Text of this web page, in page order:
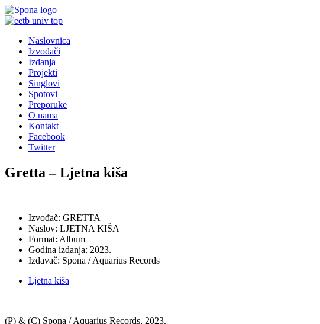
Naslovnica
Izvođači
Izdanja
Projekti
Singlovi
Spotovi
Preporuke
O nama
Kontakt
Facebook
Twitter
Gretta – Ljetna kiša
Izvođač: GRETTA
Naslov: LJETNA KIŠA
Format: Album
Godina izdanja: 2023.
Izdavač: Spona / Aquarius Records
Ljetna kiša
(P) & (C) Spona / Aquarius Records, 2023.